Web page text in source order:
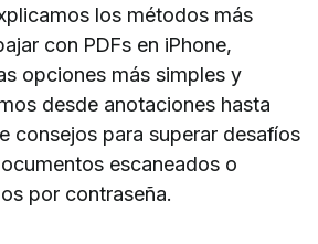
los métodos más
con PDFs en iPhone,
opciones más simples y
desde anotaciones hasta
consejos para superar desafíos
escaneados o
por contraseña.